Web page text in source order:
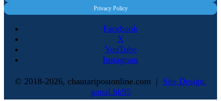
Privacy Policy
Facebook
X
YouTube
Instagram
© 2018-2026, chautaripostonline.com | Site Design:
gopal.hk95